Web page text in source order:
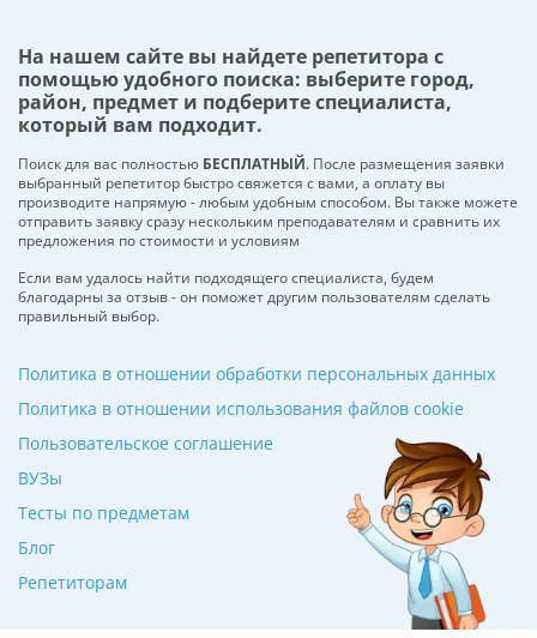
На нашем сайте вы найдете репетитора с
помощью удобного поиска: выберите город,
район, предмет и подберите специалиста,
который вам подходит.
Поиск для вас полностью БЕСПЛАТНЫЙ. После размещения заявки
выбранный репетитор быстро свяжется с вами, а оплату вы
производите напрямую - любым удобным способом. Вы также можете
отправить заявку сразу нескольким преподавателям и сравнить их
предложения по стоимости и условиям
Если вам удалось найти подходящего специалиста, будем
благодарны за отзыв - он поможет другим пользователям сделать
правильный выбор.
ВУЗы
Тесты по предметам
Блог
Репетиторам
Политика в отношении обработки персональных данных
Политика в отношении использования файлов cookie
Пользовательское соглашение